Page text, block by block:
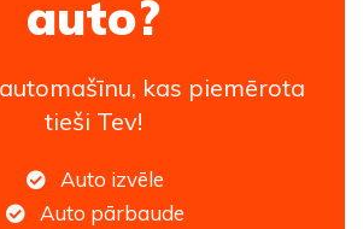
auto?
kas piemērota
tieši Tev!
Auto izvēle
Auto pārbaude